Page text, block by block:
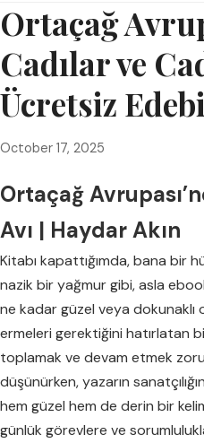
Ortaçağ
Cadılar ve
Ücretsiz
October 17, 2025
Ortaçağ
Avı | Haydar Akın
Kitabı kapattığımda, bana bir
nazik bir yağmur gibi, asla
ne kadar güzel veya
ermeleri gerektiğini hatırlatan
toplamak ve devam etmek
düşünürken, yazarın
hem güzel hem de derin bir
günlük görevlere ve